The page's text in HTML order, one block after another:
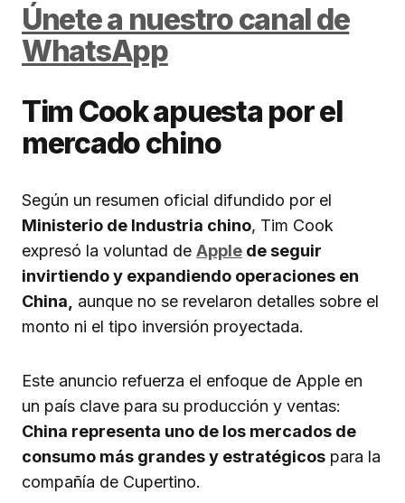
Únete a nuestro canal de
WhatsApp
Tim Cook apuesta por el
mercado chino
Según un resumen oficial difundido por el
Ministerio de Industria chino, Tim Cook
expresó la voluntad de Apple de seguir
invirtiendo y expandiendo operaciones en
China,
aunque no se revelaron detalles sobre el
monto ni el tipo inversión proyectada.
Este anuncio refuerza el enfoque de Apple en
un país clave para su producción y ventas:
China representa uno de los mercados de
consumo más grandes y estratégicos para la
compañía de Cupertino.